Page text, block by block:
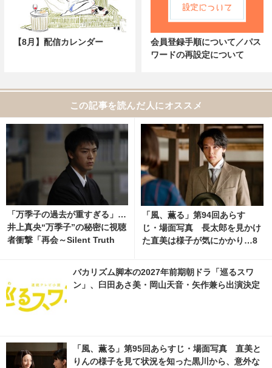
【8月】配信カレンダー
会員登録手順について／パス
ワードの再設定について
この記事を読んだ人にオススメ
「万季子の過去が重すぎる」…
井上真央“万季子”の秘密に視聴
者衝撃「再会～Silent Truth
「風、薫る」第94回あらす
じ・場面写真 長太郎を見かけ
た直美は様子が気にかかり…8
cinemacafe.net
バカリズム脚本の2027年前期朝ドラ「巡るスワ
ン」、臼田あさ美・岡山天音・矢作兼ら出演決定
「風、薫る」第95回あらすじ・場面写真 直美と
りんの様子を見て状況を知った黒川から、意外な